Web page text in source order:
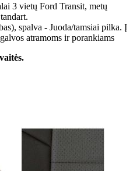
3 vietų Ford Transit, metų
spalva - Juoda/tamsiai pilka. Į
atramoms ir porankiams